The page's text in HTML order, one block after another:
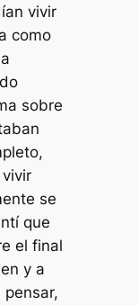
vivir
como
sobre
se
que
el final
y a